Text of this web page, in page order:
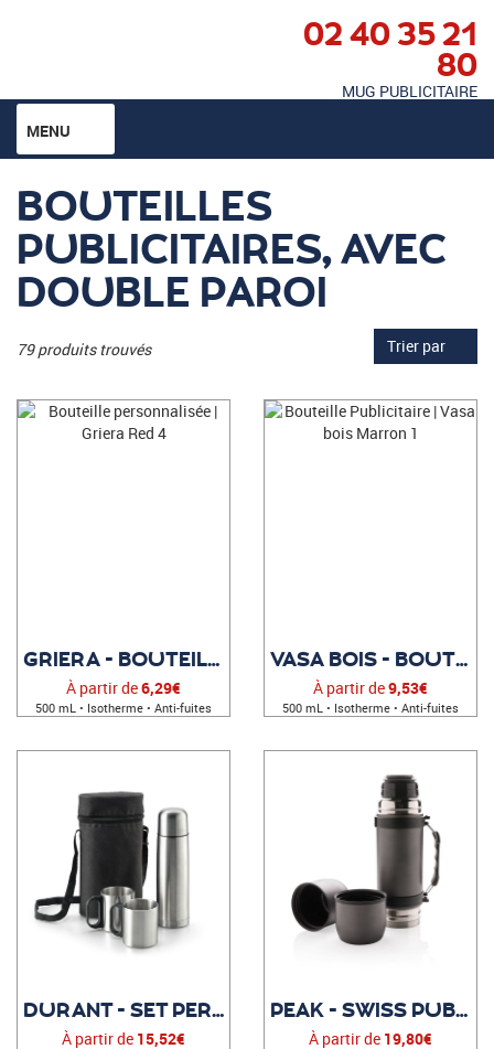
02 40 35 21
80
MUG PUBLICITAIRE
MENU
BOUTEILLES
PUBLICITAIRES, AVEC
DOUBLE PAROI
79 produits trouvés Trier par
GRIERA - BOUTEILLE PERSONNALISÉE
À partir de6,29€
500 mL • Isotherme • Anti-fuites
VASA BOIS - BOUTEILLE PUBLICITAIRE
À partir de9,53€
500 mL • Isotherme • Anti-fuites
DURANT - SET PERSONNALISABLE
À partir de 15,52€
PEAK - SWISS PUBLICITAIRE
À partir de 19,80€